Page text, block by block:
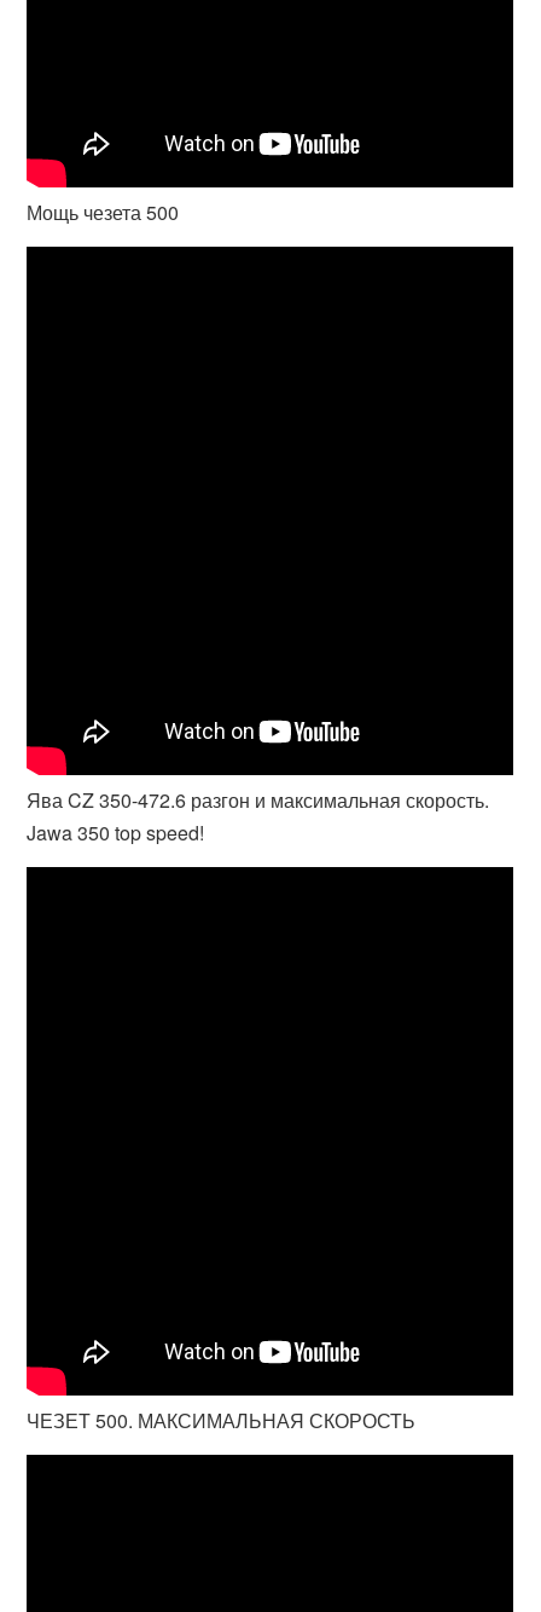
Мощь чезета 500
Ява CZ 350-472.6 разгон и максимальная скорость.
Jawa 350 top speed!
ЧЕЗЕТ 500. МАКСИМАЛЬНАЯ СКОРОСТЬ